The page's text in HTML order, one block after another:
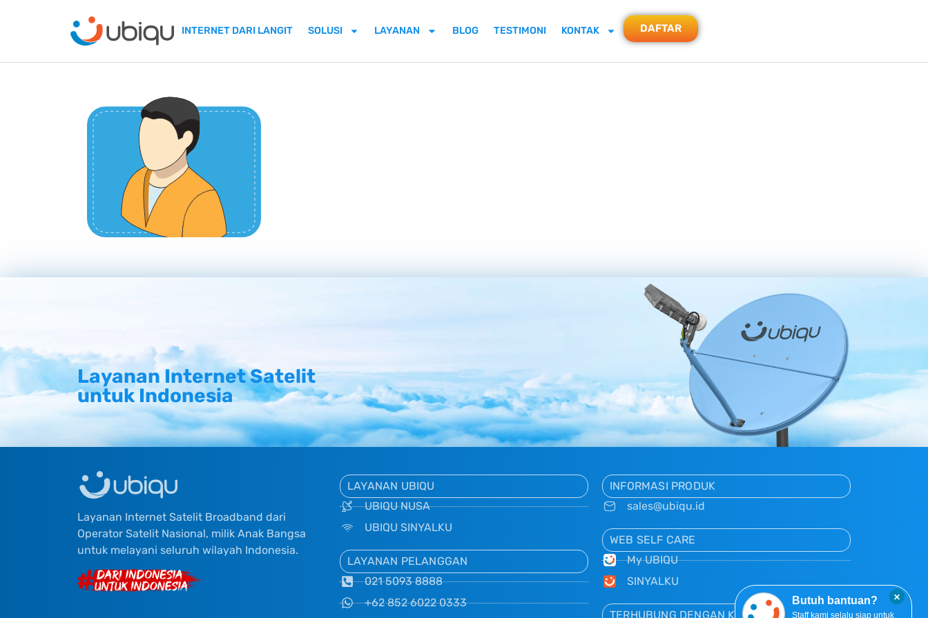
×
Butuh bantuan?
Staff kami selalu siap untuk
INTERNET DARI LANGIT SOLUSI LAYANAN BLOG TESTIMONI KONTAK DAFTAR
Layanan Internet Satelit
untuk Indonesia
Layanan Internet Satelit Broadband dari
Operator Satelit Nasional, milik Anak Bangsa
untuk melayani seluruh wilayah Indonesia.
LAYANAN UBIQU
UBIQU NUSA
UBIQU SINYALKU
LAYANAN PELANGGAN
021 5093 8888
+62 852 6022 0333
INFORMASI PRODUK
sales@ubiqu.id
WEB SELF CARE
My UBIQU
SINYALKU
TERHUBUNG DENGAN KAMI